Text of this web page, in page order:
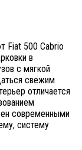
Fiat 500 Cabrio
в
с мягкой
свежим
отличается
современными
систему